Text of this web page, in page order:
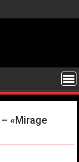
– «Mirage